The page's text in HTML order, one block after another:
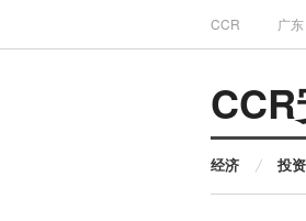
CCR 广东
经济 投资